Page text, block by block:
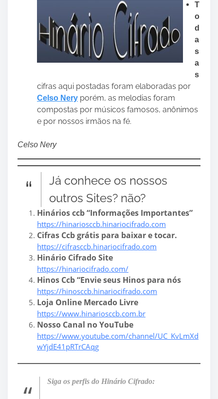
T
o
d
a
s
a
s
cifras aqui postadas foram elaboradas por
Celso Nery porém, as melodias foram
compostas por músicos famosos, anônimos
e por nossos irmãos na fé.
Celso Nery
Já conhece os nossos
outros Sites? não?
Hinários ccb “Informações Importantes”
https://hinariosccb.hinariocifrado.com
Cifras Ccb grátis para baixar e tocar.
https://cifrasccb.hinariocifrado.com
Hinário Cifrado Site
https://hinariocifrado.com/
Hinos Ccb “Envie seus Hinos para nós
https://hinosccb.hinariocifrado.com
Loja Online Mercado Livre
https://www.hinariosccb.com.br
Nosso Canal no YouTube
https://www.youtube.com/channel/UC_KvLmXd
wYjdE41pRTrCAqg
Siga os perfis do Hinário Cifrado: